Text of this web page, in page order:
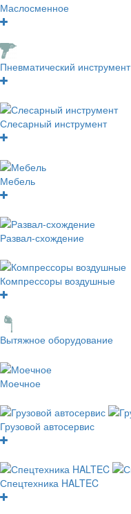
Маслосменное
Пневматический инструмент
Слесарный инструмент
Мебель
Развал-схождение
Компрессоры воздушные
Вытяжное оборудование
Моечное
Грузовой автосервис
Спецтехника HALTEC